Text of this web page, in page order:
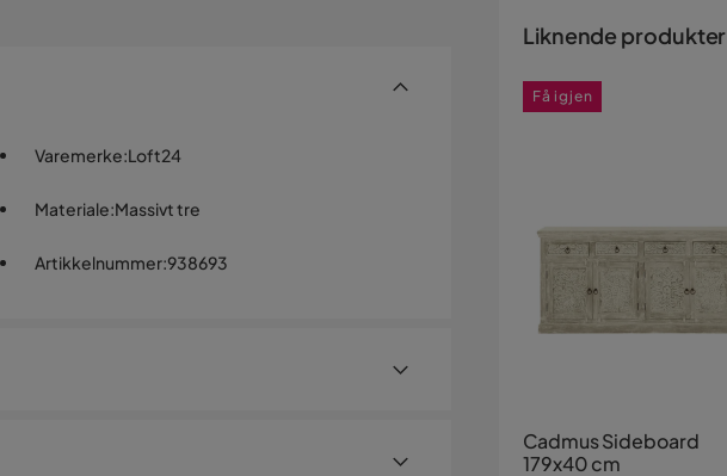
Varemerke:Loft24
Materiale:Massivt tre
Artikkelnummer:938693
Liknende produkter
Cadmus Sideboard
179x40 cm
Få igjen